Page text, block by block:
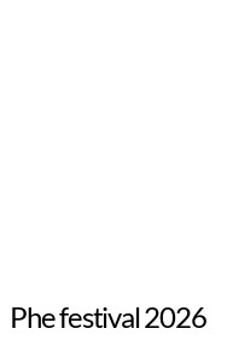
Phe festival 2026